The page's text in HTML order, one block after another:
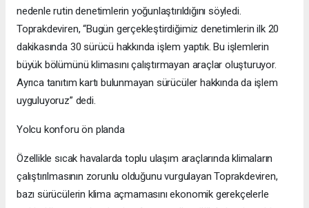
nedenle rutin denetimlerin yoğunlaştırıldığını söyledi.
Toprakdeviren, “Bugün gerçekleştirdiğimiz denetimlerin ilk 20
dakikasında 30 sürücü hakkında işlem yaptık. Bu işlemlerin
büyük bölümünü klimasını çalıştırmayan araçlar oluşturuyor.
Ayrıca tanıtım kartı bulunmayan sürücüler hakkında da işlem
uyguluyoruz” dedi.
Yolcu konforu ön planda
Özellikle sıcak havalarda toplu ulaşım araçlarında klimaların
çalıştırılmasının zorunlu olduğunu vurgulayan Toprakdeviren,
bazı sürücülerin klima açmamasını ekonomik gerekçelerle